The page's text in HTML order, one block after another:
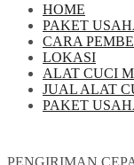
HOME
PAKET
CARA
LOKASI
ALAT CUCI
JUAL ALAT
PAKET
PENGIRIMAN